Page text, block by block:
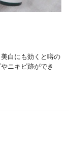
も効くと噂の
ニキビ跡ができ